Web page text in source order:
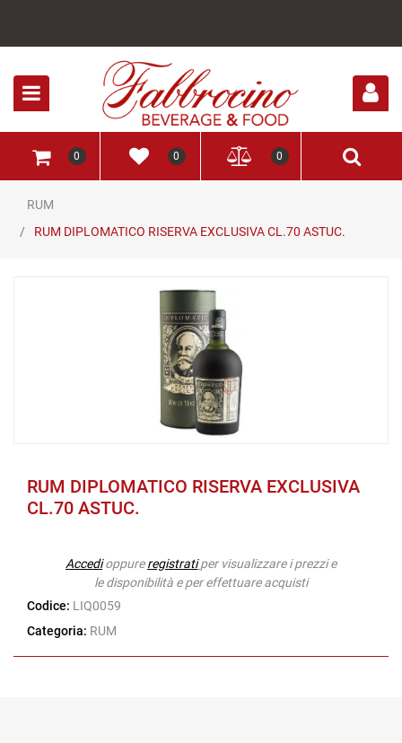
0 0 0
RUM
RUM DIPLOMATICO RISERVA EXCLUSIVA CL.70 ASTUC.
RUM DIPLOMATICO RISERVA EXCLUSIVA
CL.70 ASTUC.
Accedioppureregistrati per visualizzare i prezzi e
le disponibilità e per effettuare acquisti
Codice: LIQ0059
Categoria: RUM